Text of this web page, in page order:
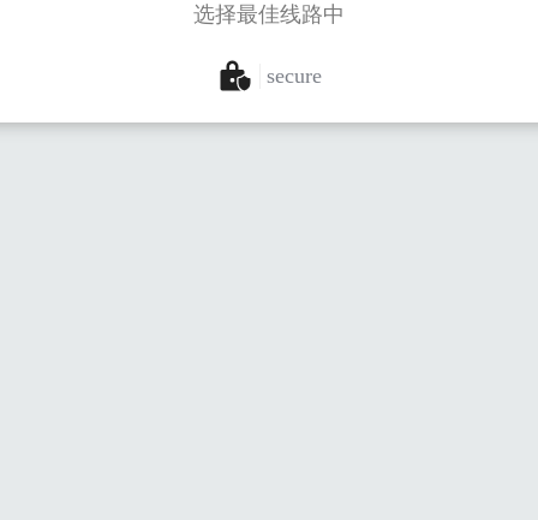
选择最佳线路中
secure